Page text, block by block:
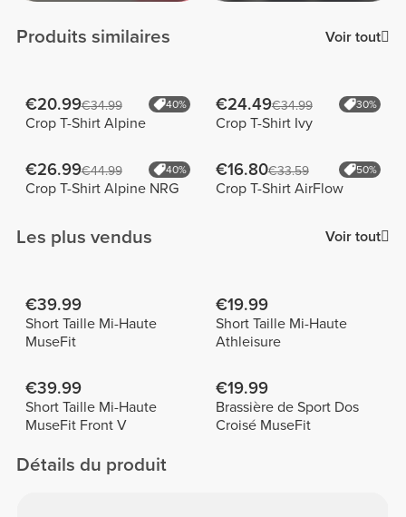
Produits similaires Voir tout
€20.99€34.99 40%
Crop T-Shirt Alpine
€24.49€34.99 30%
Crop T-Shirt Ivy
€26.99€44.99 40%
Crop T-Shirt Alpine NRG
€16.80€33.59 50%
Crop T-Shirt AirFlow
Les plus vendus Voir tout
€39.99
Short Taille Mi-Haute
MuseFit
€19.99
Short Taille Mi-Haute
Athleisure
€39.99
Short Taille Mi-Haute
MuseFit Front V
€19.99
Brassière de Sport Dos
Croisé MuseFit
Détails du produit